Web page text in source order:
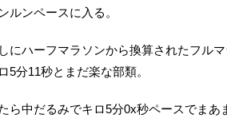
ルンペースに入る。
にハーフマラソンから換算されたフル
5分11秒とまだ楽な部類。
ら中だるみでキロ5分0x秒ペースでまあ